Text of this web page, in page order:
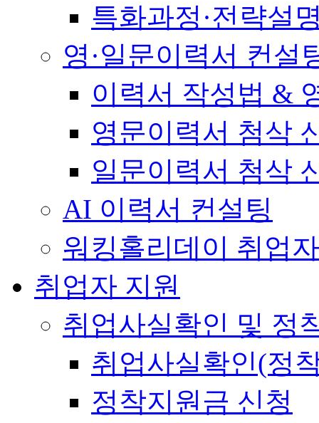
특화과정·전략설
영·일문이력서 컨설
이력서 작성법 &
영문이력서 첨삭
일문이력서 첨삭
AI 이력서 컨설팅
워킹홀리데이 취업
취업자 지원
취업사실확인 및 정
취업사실확인(정
정착지원금 신청